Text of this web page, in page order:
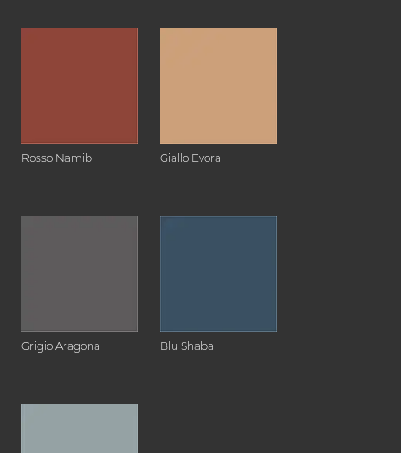
Rosso Namib Giallo Evora
Grigio Aragona Blu Shaba